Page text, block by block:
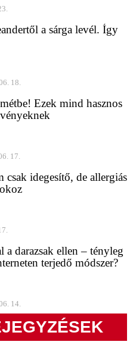
a sárga levél. Így
18.
Ezek mind hasznos
17.
csak idegesítő, de allergiás
a darazsak ellen – tényleg
terjedő módszer?
14.